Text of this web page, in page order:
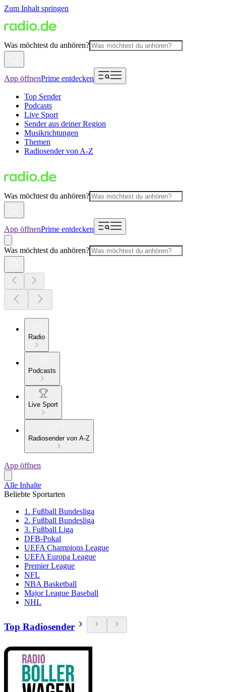
Zum Inhalt springen
Was möchtest du anhören?
App öffnenPrime entdecken
Top Sender
Podcasts
Live Sport
Sender aus deiner Region
Musikrichtungen
Themen
Radiosender von A-Z
Was möchtest du anhören?
App öffnenPrime entdecken
Was möchtest du anhören?
Radio
Podcasts
Live Sport
Radiosender von A-Z
App öffnen
Alle Inhalte
Beliebte Sportarten
1. Fußball Bundesliga
2. Fußball Bundesliga
3. Fußball Liga
DFB-Pokal
UEFA Champions League
UEFA Europa League
Premier League
NFL
NBA Basketball
Major League Baseball
NHL
Top Radiosender